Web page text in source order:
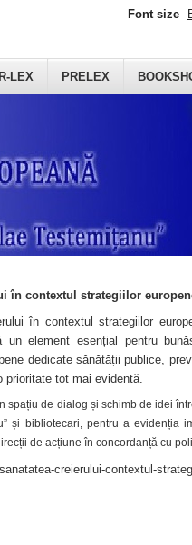
LEX PRELEX
Font size
în contextul strategiilor
în contextul strategiilor
element esențial pentru
dedicate sănătății publice,
prioritate tot mai evidentă.
de dialog și schimb de idei
și bibliotecari, pentru a evidenția
de acțiune în concordanță cu
creierului-contextul-